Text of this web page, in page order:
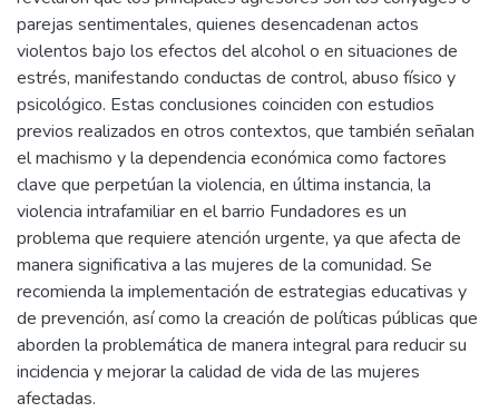
parejas sentimentales, quienes desencadenan actos
violentos bajo los efectos del alcohol o en situaciones de
estrés, manifestando conductas de control, abuso físico y
psicológico. Estas conclusiones coinciden con estudios
previos realizados en otros contextos, que también señalan
el machismo y la dependencia económica como factores
clave que perpetúan la violencia, en última instancia, la
violencia intrafamiliar en el barrio Fundadores es un
problema que requiere atención urgente, ya que afecta de
manera significativa a las mujeres de la comunidad. Se
recomienda la implementación de estrategias educativas y
de prevención, así como la creación de políticas públicas que
aborden la problemática de manera integral para reducir su
incidencia y mejorar la calidad de vida de las mujeres
afectadas.